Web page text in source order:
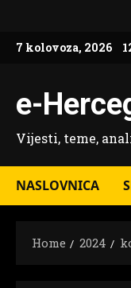
content
7 kolovoza, 2026
e-
Vijesti, teme,
NASLOVNICA
Home 2024